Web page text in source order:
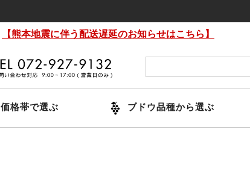
【熊本地震に伴う配送遅延のお知らせはこちら】
価格帯で選ぶ ブドウ品種から選ぶ